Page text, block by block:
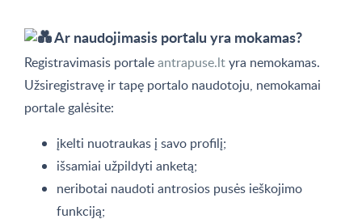
Ar naudojimasis portalu yra mokamas?
Registravimasis portaleantrapuse.ltyra nemokamas.
Užsiregistravę ir tapę portalo naudotoju, nemokamai
portale galėsite:
įkelti nuotraukas į savo profilį;
išsamiai užpildyti anketą;
neribotai naudoti antrosios pusės ieškojimo
funkciją;